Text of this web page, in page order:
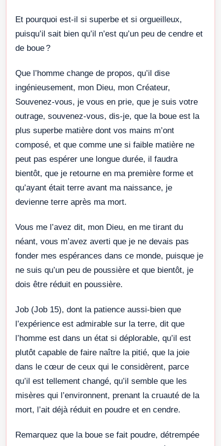
Et pourquoi est-il si superbe et si orgueilleux,
puisqu’il sait bien qu’il n’est qu’un peu de cendre et
de boue ?
Que l’homme change de propos, qu’il dise
ingénieusement, mon Dieu, mon Créateur,
Souvenez-vous, je vous en prie, que je suis votre
outrage, souvenez-vous, dis-je, que la boue est la
plus superbe matière dont vos mains m’ont
composé, et que comme une si faible matière ne
peut pas espérer une longue durée, il faudra
bientôt, que je retourne en ma première forme et
qu’ayant était terre avant ma naissance, je
devienne terre après ma mort.
Vous me l’avez dit, mon Dieu, en me tirant du
néant, vous m’avez averti que je ne devais pas
fonder mes espérances dans ce monde, puisque je
ne suis qu’un peu de poussière et que bientôt, je
dois être réduit en poussière.
Job (Job 15), dont la patience aussi-bien que
l’expérience est admirable sur la terre, dit que
l’homme est dans un état si déplorable, qu’il est
plutôt capable de faire naître la pitié, que la joie
dans le cœur de ceux qui le considèrent, parce
qu’il est tellement changé, qu’il semble que les
misères qui l’environnent, prenant la cruauté de la
mort, l’ait déjà réduit en poudre et en cendre.
Remarquez que la boue se fait poudre, détrempée